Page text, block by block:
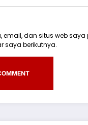
email, dan situs web
saya berikutnya.